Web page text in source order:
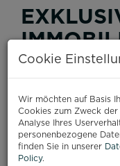
PAJE,
Ihr
Willkommen zu
Cookie
Wir möchten auf Basis
Cookies zum Zweck
Analyse Ihres
personenbezogene
finden Sie in unserer
Policy.